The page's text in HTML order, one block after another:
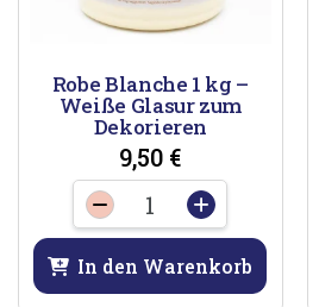
Robe Blanche 1 kg –
Weiße Glasur zum
Dekorieren
9,50 €
-
Robe
Blanche
1
+
In den Warenkorb